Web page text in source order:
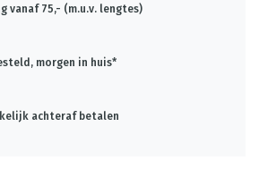
vanaf 75,- (m.u.v. lengtes)
morgen in huis*
achteraf betalen